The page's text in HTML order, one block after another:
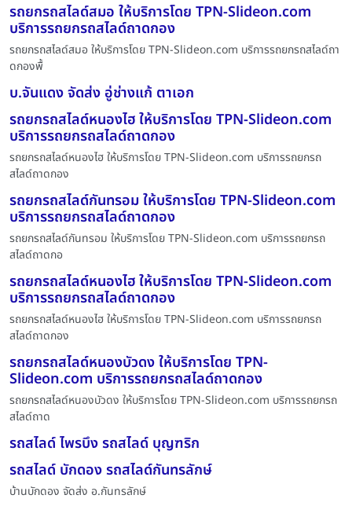
รถยกรถสไลด์สมอ ให้บริการโดย TPN-Slideon.com
บริการรถยกรถสไลด์ถาดกอง
รถยกรถสไลด์สมอ ให้บริการโดย TPN-Slideon.com บริการรถยกรถสไลด์ถา
ดกองพื้
บ.จันแดง จัดส่ง อู่ช่างแก้ ตาเอก
รถยกรถสไลด์หนองไฮ ให้บริการโดย TPN-Slideon.com
บริการรถยกรถสไลด์ถาดกอง
รถยกรถสไลด์หนองไฮ ให้บริการโดย TPN-Slideon.com บริการรถยกรถ
สไลด์ถาดกอง
รถยกรถสไลด์กันทรอม ให้บริการโดย TPN-Slideon.com
บริการรถยกรถสไลด์ถาดกอง
รถยกรถสไลด์กันทรอม ให้บริการโดย TPN-Slideon.com บริการรถยกรถ
สไลด์ถาดกอ
รถยกรถสไลด์หนองไฮ ให้บริการโดย TPN-Slideon.com
บริการรถยกรถสไลด์ถาดกอง
รถยกรถสไลด์หนองไฮ ให้บริการโดย TPN-Slideon.com บริการรถยกรถ
สไลด์ถาดกอง
รถยกรถสไลด์หนองบัวดง ให้บริการโดย TPN-
Slideon.com บริการรถยกรถสไลด์ถาดกอง
รถยกรถสไลด์หนองบัวดง ให้บริการโดย TPN-Slideon.com บริการรถยกรถ
สไลด์ถาด
รถสไลด์ ไพรบึง รถสไลด์ บุญฑริก
รถสไลด์ บักดอง รถสไลด์กันทรลักษ์
บ้านบักดอง จัดส่ง อ.กันทรลักษ์